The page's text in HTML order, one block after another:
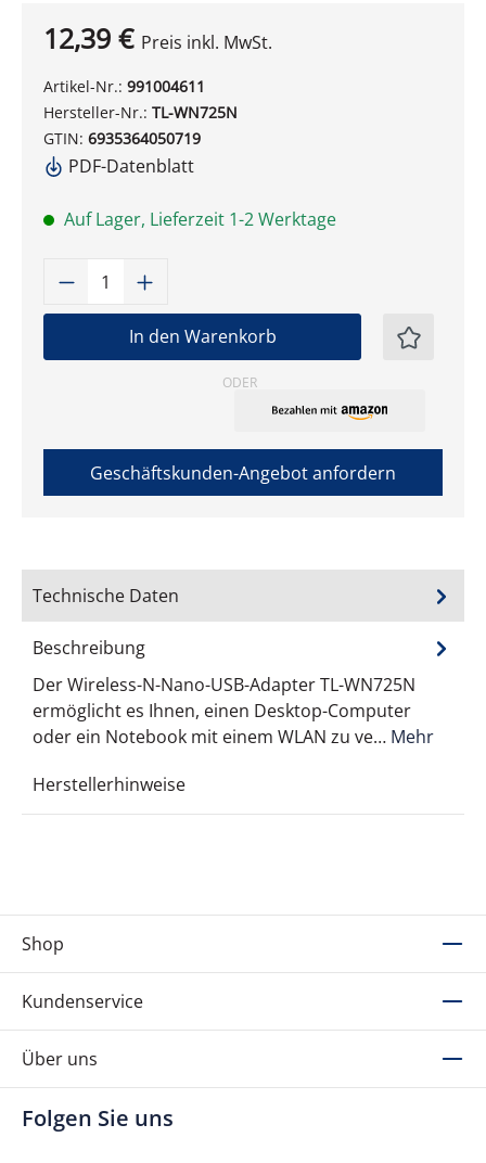
12,39 € Preis inkl. MwSt.
Artikel-Nr.: 991004611
Hersteller-Nr.: TL-WN725N
GTIN: 6935364050719
PDF-Datenblatt
Auf Lager, Lieferzeit 1-2 Werktage
Produkt Anzahl: Gib den
In den Warenkorb
ODER
Geschäftskunden-Angebot anfordern
Technische Daten
Beschreibung
Der Wireless-N-Nano-USB-Adapter TL-WN725N
ermöglicht es Ihnen, einen Desktop-Computer
oder ein Notebook mit einem WLAN zu ve… Mehr
Herstellerhinweise
Shop
Kundenservice
Über uns
Folgen Sie uns